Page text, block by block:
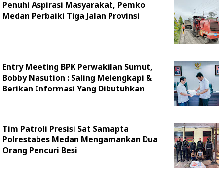
Penuhi Aspirasi Masyarakat, Pemko
Medan Perbaiki Tiga Jalan Provinsi
Entry Meeting BPK Perwakilan Sumut,
Bobby Nasution : Saling Melengkapi &
Berikan Informasi Yang Dibutuhkan
Tim Patroli Presisi Sat Samapta
Polrestabes Medan Mengamankan Dua
Orang Pencuri Besi